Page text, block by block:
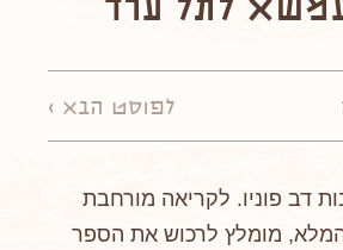
לתל ערד
לפוסט הבא >
דב פוניו. לקריאה מורחבת
המלא, מומלץ לרכוש את הספר